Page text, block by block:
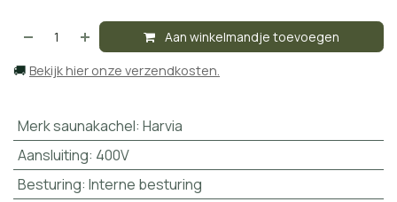
Aan winkelmandje toevoegen
🚚 Bekijk hier onze verzendkosten.
Merk saunakachel: Harvia
Aansluiting: 400V
Besturing: Interne besturing